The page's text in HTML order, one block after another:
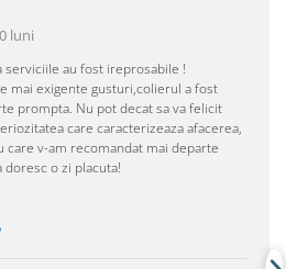
luni
serviciile au fost ireprosabile !
mai exigente gusturi,colierul a fost
prompta. Nu pot decat sa va felicit
care caracterizeaza afacerea,
v-am recomandat mai departe
o zi placuta!